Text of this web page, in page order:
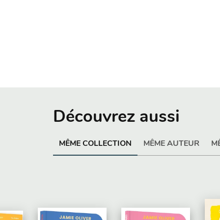
Découvrez aussi
MÊME COLLECTION MÊME AUTEUR
02/2026 32 PAGES PARUTION : 21/01/2026
12